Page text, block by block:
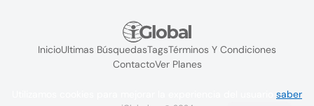
InicioUltimas BúsquedasTagsTérminos Y Condiciones
ContactoVer Planes
saber